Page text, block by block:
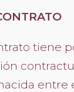
tiene
entre